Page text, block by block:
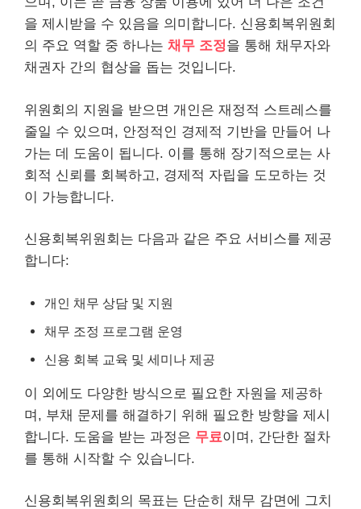
을 제시받을 수 있음을 의미합니다. 신용회복위원회
의 주요 역할 중 하나는 채무 조정을 통해 채무자와
채권자 간의 협상을 돕는 것입니다.
위원회의 지원을 받으면 개인은 재정적 스트레스를
줄일 수 있으며, 안정적인 경제적 기반을 만들어 나
가는 데 도움이 됩니다. 이를 통해 장기적으로는 사
회적 신뢰를 회복하고, 경제적 자립을 도모하는 것
이 가능합니다.
신용회복위원회는 다음과 같은 주요 서비스를 제공
합니다:
개인 채무 상담 및 지원
채무 조정 프로그램 운영
신용 회복 교육 및 세미나 제공
이 외에도 다양한 방식으로 필요한 자원을 제공하
며, 부채 문제를 해결하기 위해 필요한 방향을 제시
합니다. 도움을 받는 과정은 무료이며, 간단한 절차
를 통해 시작할 수 있습니다.
신용회복위원회의 목표는 단순히 채무 감면에 그치